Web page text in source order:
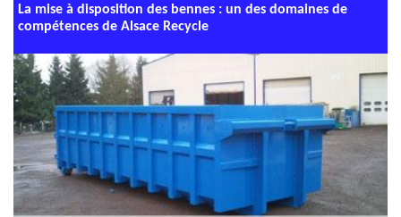
La mise à disposition des bennes : un des domaines de
compétences de Alsace Recycle